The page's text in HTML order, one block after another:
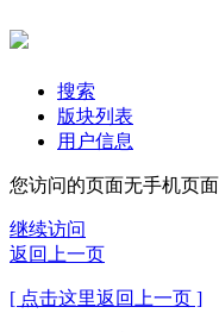
搜索
版块列表
用户信息
您访问的页面无手机页
继续访问
返回上一页
[ 点击这里返回上一页 ]